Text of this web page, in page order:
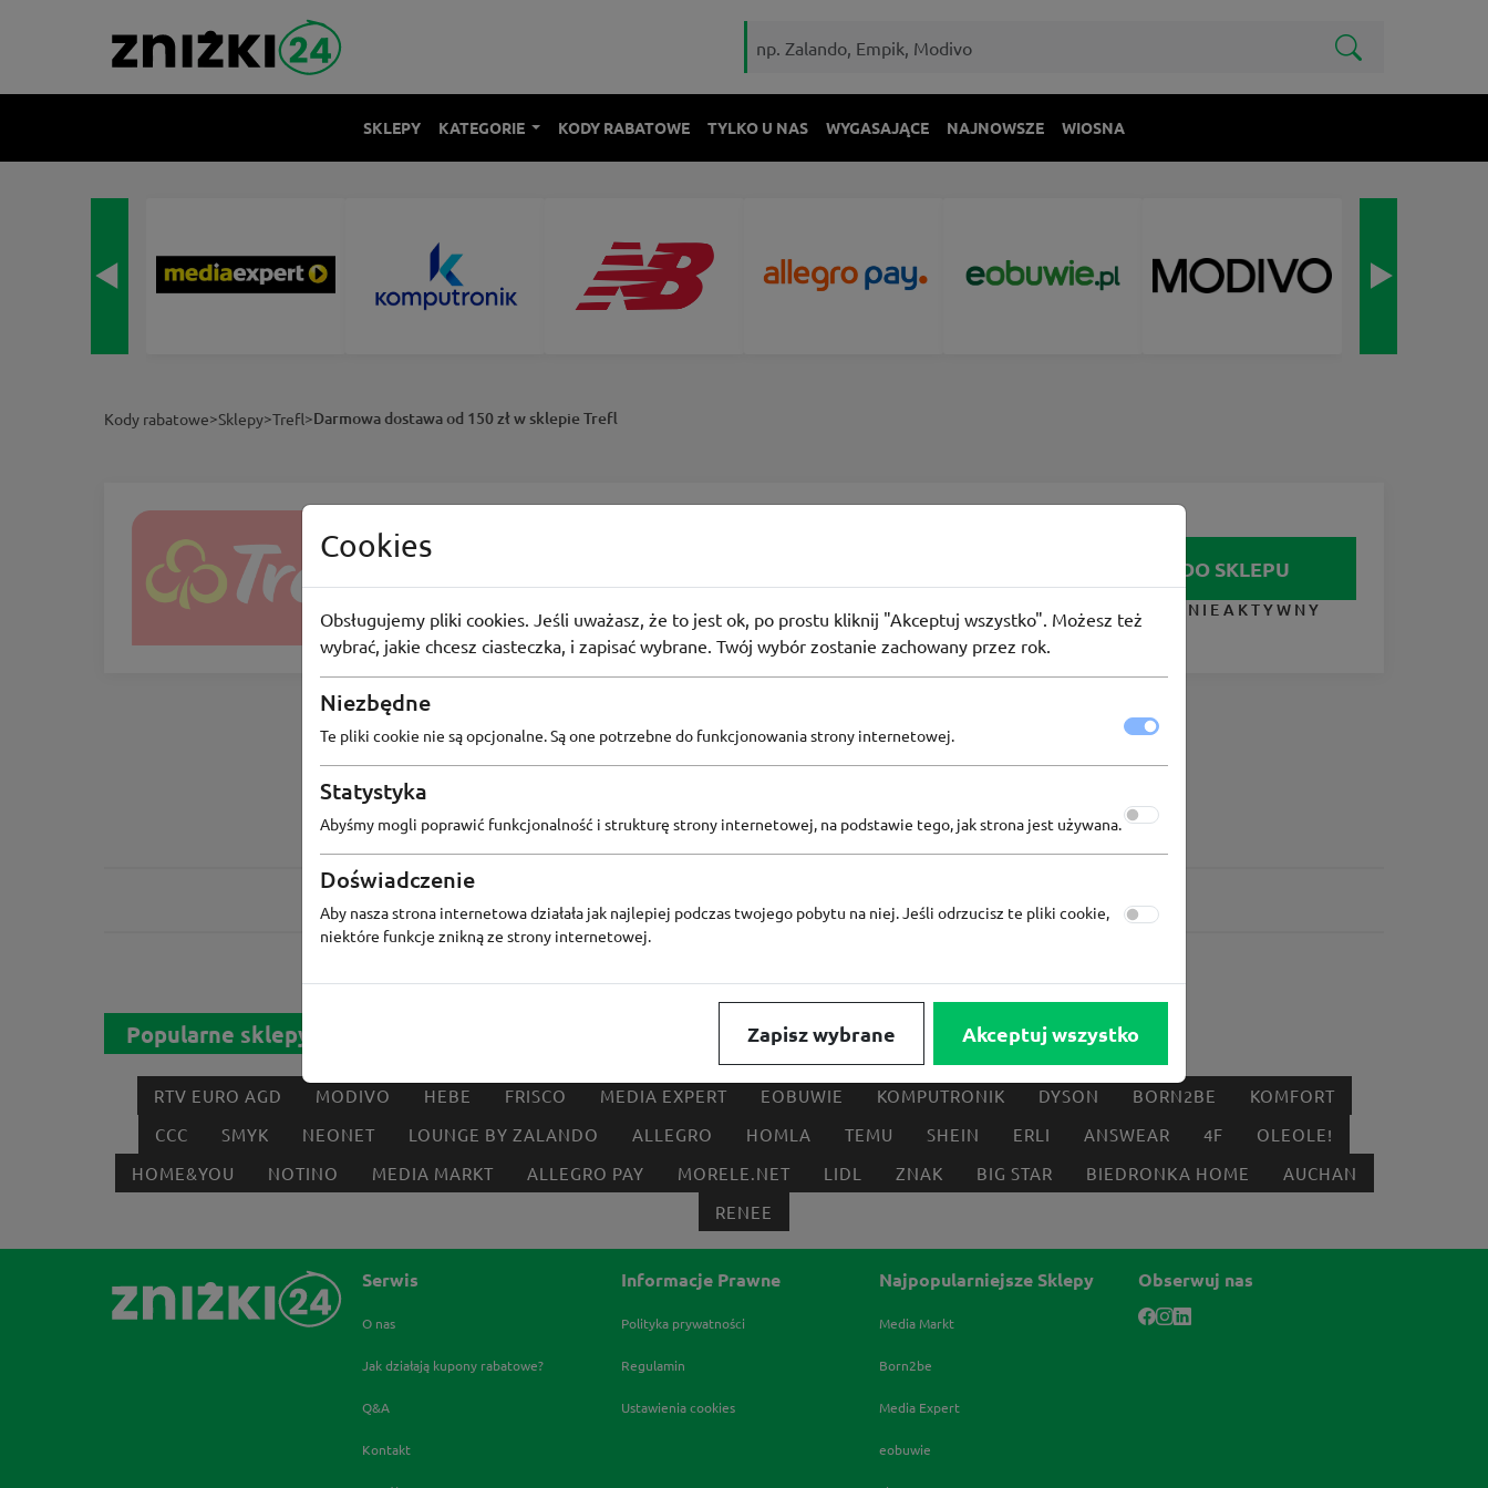
SKLEPY KATEGORIE KODY RABATOWE TYLKO U NAS WYGASAJĄCE NAJNOWSZE WIOSNA
Kody rabatowe>Sklepy>Trefl>Darmowa dostawa od 150 zł w sklepie Trefl
Trefl
92osoby użyły PROMO
IDŹ DO SKLEPU
KUPON NIEAKTYWNY
Zobacz inne
Popularne sklepy
RTV EURO AGD MODIVO HEBE FRISCO MEDIA EXPERT EOBUWIE KOMPUTRONIK DYSON BORN2BE
KOMFORT
CCC
SMYK NEONET LOUNGE BY ZALANDO ALLEGRO HOMLA TEMU SHEIN ERLI ANSWEAR 4F
OLEOLE!
HOME&YOU
NOTINO MEDIA MARKT ALLEGRO PAY MORELE.NET LIDL ZNAK BIG STAR BIEDRONKA HOME
AUCHAN
RENEE
Serwis
O nas
Jak działają kupony rabatowe?
Q&A
Kontakt
Informacje Prawne
Polityka prywatności
Regulamin
Ustawienia cookies
Najpopularniejsze Sklepy
Media Markt
Born2be
Media Expert
eobuwie
Obserwuj nas
Cookies
Obsługujemy pliki cookies. Jeśli uważasz, że to jest ok, po prostu kliknij "Akceptuj wszystko". Możesz też
wybrać, jakie chcesz ciasteczka, i zapisać wybrane. Twój wybór zostanie zachowany przez rok.
Niezbędne
Te pliki cookie nie są opcjonalne. Są one potrzebne do funkcjonowania strony internetowej.
Statystyka
Abyśmy mogli poprawić funkcjonalność i strukturę strony internetowej, na podstawie tego, jak strona jest używana.
Doświadczenie
Aby nasza strona internetowa działała jak najlepiej podczas twojego pobytu na niej. Jeśli odrzucisz te pliki cookie,
niektóre funkcje znikną ze strony internetowej.
Zapisz wybrane Akceptuj wszystko